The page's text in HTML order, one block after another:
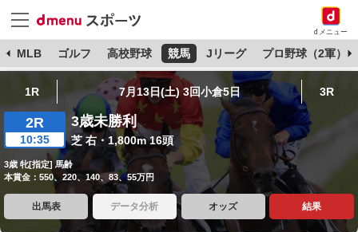
dメニュー
MLB ゴルフ 高校野球 競馬 Jリーグ プロ野球（2軍）
1R 7月13日(土) 3回小倉5日 3R
2R
10:35
3歳未勝利
芝 右・1,800m 16頭
3歳 牝[指定] 馬齢
本賞金：550、220、140、83、55万円
出馬表 データ分析 オッズ 結果